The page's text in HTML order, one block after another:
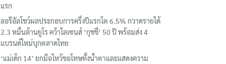
แรก
ลอรีอัลโชว์ผลประกอบการครึ่งปีแรกโต 6.5% กวาดรายได้
2.3 หมื่นล้านยูโร คว้าไลเซนส์ ‘กุชชี่’ 50 ปี พร้อมส่ง 4
แบรนด์ใหม่บุกตลาดไทย
‘แม่เด็ก 14’ ยกมือไหว้ขอโทษทั้งน้ำตาและแสดงความ